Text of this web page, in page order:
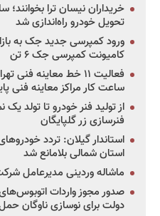
خریداران نیسان ترا بخوانند؛
تحویل خودرو راه‌اندازی شد
ورود کمپرسی جدید جک به
کامیونت کمپرسی جک ۶ تن
فعالیت ۱۱ خط معاینه
ساعت کار مراکز معاینه فنی
از تولید فنر خودرو تا تولد
فنرسازی زر گلپایگان
استان شمالی بلامانع شد
ماشاله وردینی مدیرعامل
دولت برای نوسازی ناوگان